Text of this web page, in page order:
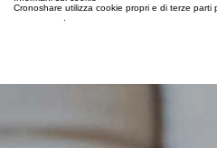
Cronoshare utilizza cookie propri e di terze parti